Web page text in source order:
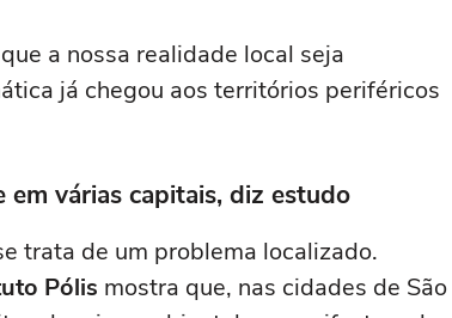
a nossa realidade local seja
já chegou aos territórios periféricos
várias capitais, diz estudo
trata de um problema localizado.
Pólis mostra que, nas cidades de São